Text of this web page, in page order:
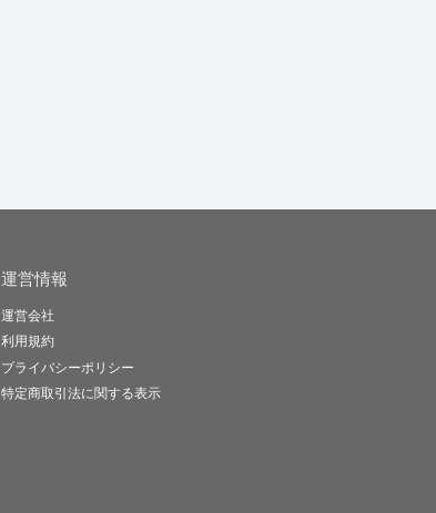
運営情報
運営会社
利用規約
プライバシーポリシー
特定商取引法に関する表示